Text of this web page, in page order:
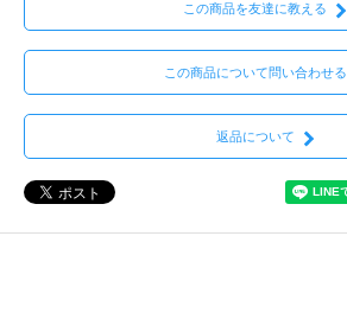
この商品を友達に教える
この商品について問い合わせる
返品について